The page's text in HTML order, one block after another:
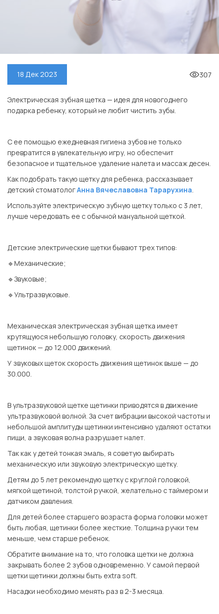
18 Дек 2023 307
Электрическая зубная щетка — идея для новогоднего
подарка ребенку, который не любит чистить зубы.
С ее помощью ежедневная гигиена зубов не только
превратится в увлекательную игру, но обеспечит
безопасное и тщательное удаление налета и массаж десен.
Как подобрать такую щетку для ребенка, рассказывает
детский стоматологАнна Вячеславовна Тарарухина.
Используйте электрическую зубную щетку только с 3 лет,
лучше чередовать ее с обычной мануальной щеткой.
Детские электрические щетки бывают трех типов:
🔹Механические;
🔹Звуковые;
🔹Ультразвуковые.
Механическая электрическая зубная щетка имеет
крутящуюся небольшую головку, скорость движения
щетинок — до 12.000 движений.
У звуковых щеток скорость движения щетинок выше — до
30.000.
В ультразвуковой щетке щетинки приводятся в движение
ультразвуковой волной. За счет вибрации высокой частоты и
небольшой амплитуды щетинки интенсивно удаляют остатки
пищи, а звуковая волна разрушает налет.
Так как у детей тонкая эмаль, я советую выбирать
механическую или звуковую электрическую щетку.
Детям до 5 лет рекомендую щетку с круглой головкой,
мягкой щетиной, толстой ручкой, желательно с таймером и
датчиком давления.
Для детей более старшего возраста форма головки может
быть любая, щетинки более жесткие. Толщина ручки тем
меньше, чем старше ребенок.
Обратите внимание на то, что головка щетки не должна
закрывать более 2 зубов одновременно. У самой первой
щетки щетинки должны быть extra soft.
Насадки необходимо менять раз в 2-3 месяца.